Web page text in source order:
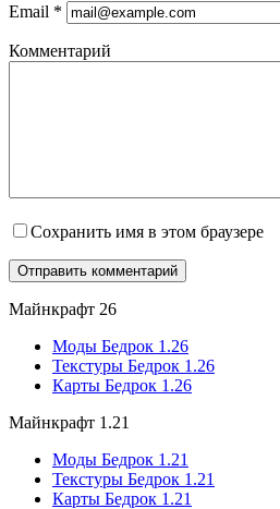
Email *
Комментарий
Сохранить имя в этом браузере
Майнкрафт 26
Моды Бедрок 1.26
Текстуры Бедрок 1.26
Карты Бедрок 1.26
Майнкрафт 1.21
Моды Бедрок 1.21
Текстуры Бедрок 1.21
Карты Бедрок 1.21